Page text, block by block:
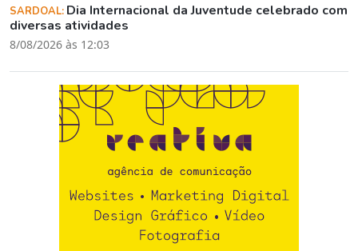
SARDOAL: Dia Internacional da Juventude celebrado com
diversas atividades
8/08/2026 às 12:03